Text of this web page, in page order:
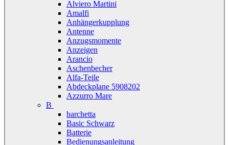
Alviero Martini
Amalfi
Anhängerkupplung
Antenne
Anzugsmomente
Anzeigen
Arancio
Aschenbecher
Alfa-Teile
Abdeckplane 5908202
Azzurro Mare
B
barchetta
Basic Schwarz
Batterie
Bedienungsanleitung